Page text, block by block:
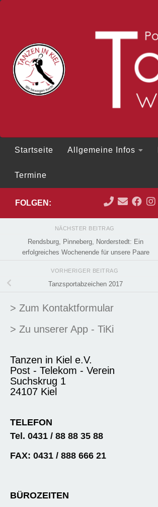
Startseite Allgemeine Infos
Termine
FOLGEN:
NÄCHSTER BEITRAG
Rendsburg, Pinneberg, Norderstedt: Ein
erfolgreiches Wochenende für unsere Paare
VORHERIGER BEITRAG
Tanzsportabzeichen 2017
> Zum Kontaktformular
> Zu unserer App - TiKi
Tanzen in Kiel e.V.
Post - Telekom - Verein
Suchskrug 1
24107 Kiel
TELEFON
Tel. 0431 / 88 88 35 88
FAX: 0431 / 888 666 21
BÜROZEITEN